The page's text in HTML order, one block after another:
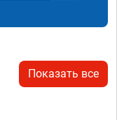
Показать все